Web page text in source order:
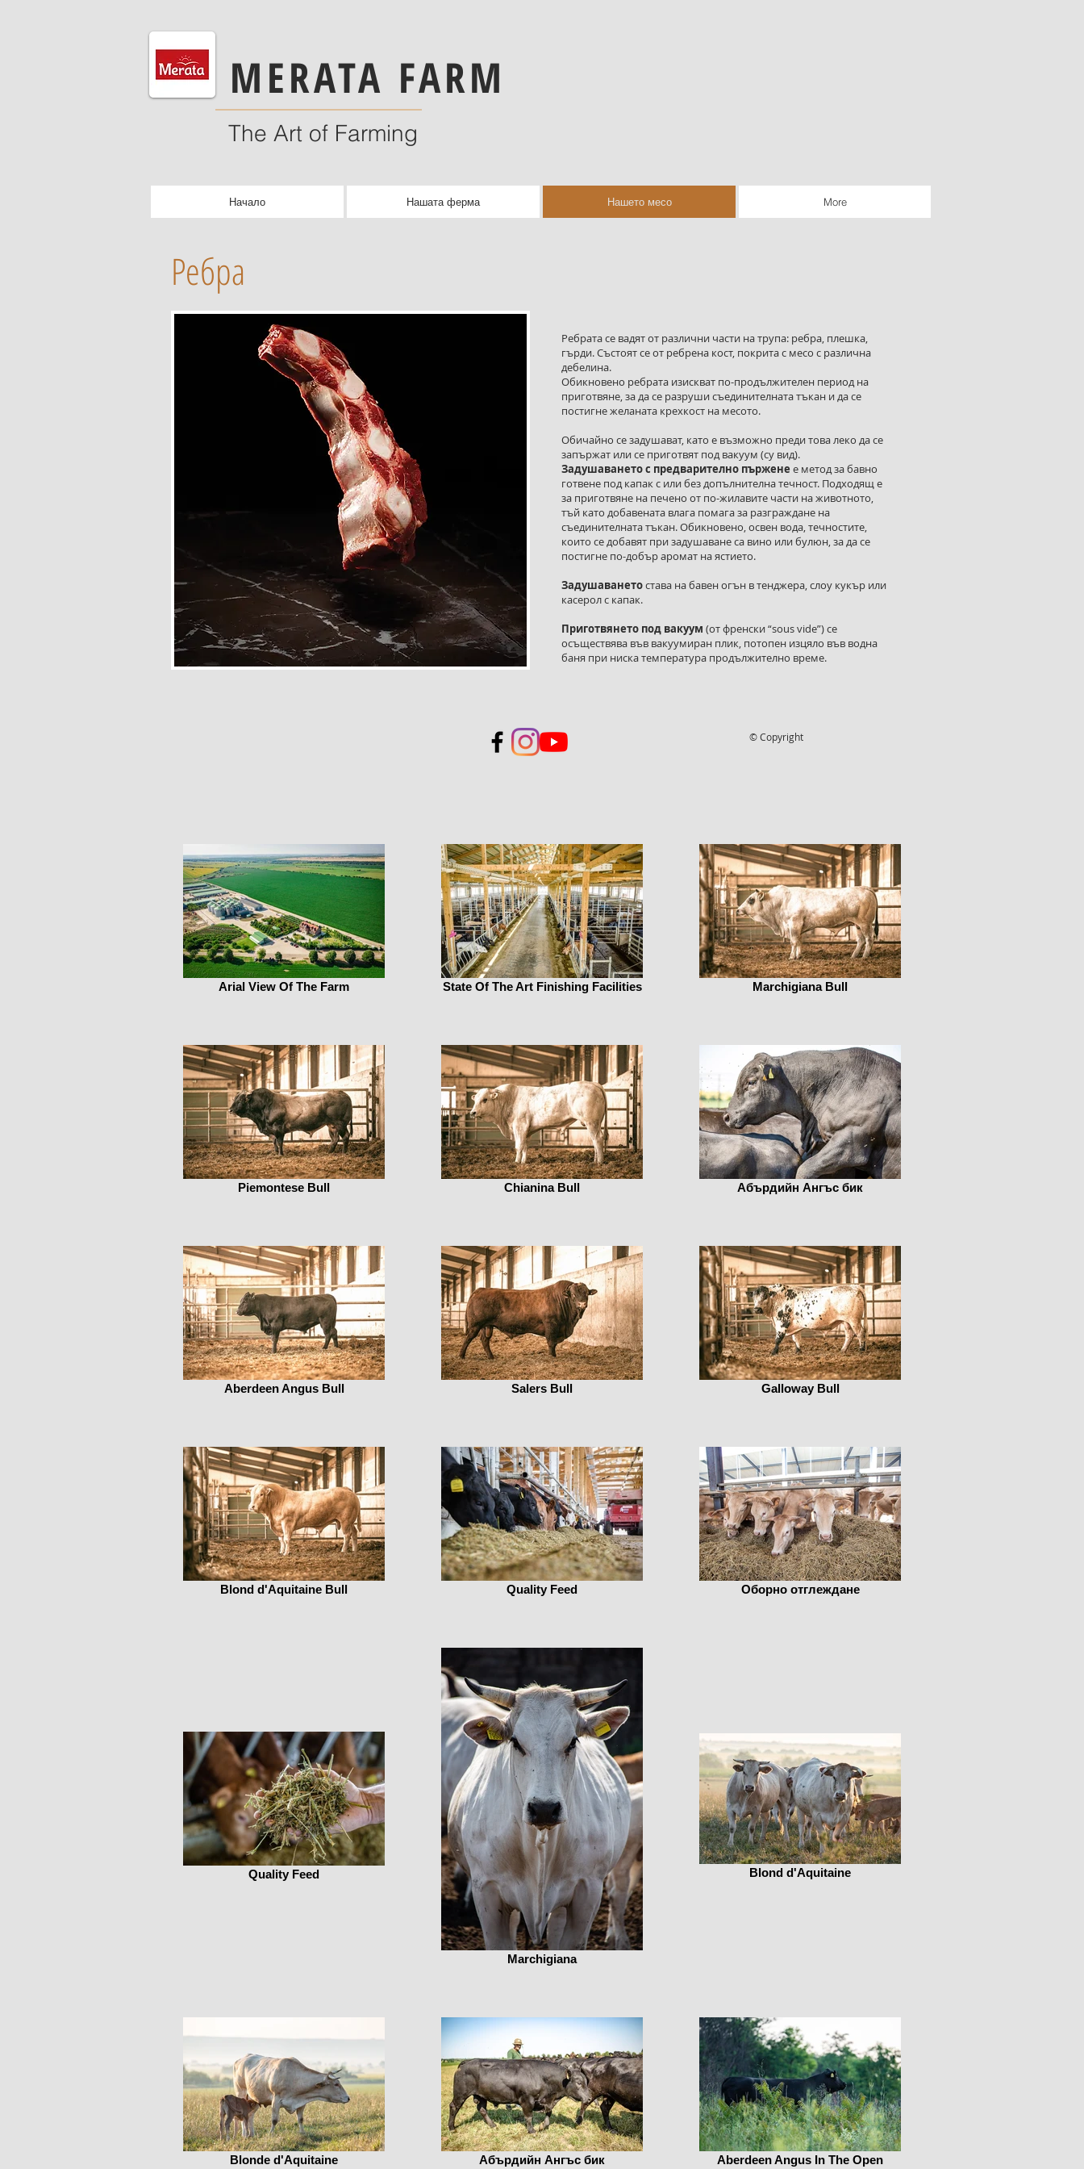
MERATA FARM
The Art of Farming
Начало Нашата ферма Нашето месо More
Ребра
Ребрата се вадят от различни части на трупа: ребра, плешка,
гърди. Състоят се от ребрена кост, покрита с месо с различна
дебелина.
Обикновено ребрата изискват по-продължителен период на
приготвяне, за да се разруши съединителната тъкан и да се
постигне желаната крехкост на месото.
Обичайно се задушават, като е възможно преди това леко да се
запържат или се приготвят под вакуум (су вид).
Задушаването с предварително пържене е метод за бавно
готвене под капак с или без допълнителна течност. Подходящ е
за приготвяне на печено от по-жилавите части на животното,
тъй като добавената влага помага за разграждане на
съединителната тъкан. Обикновено, освен вода, течностите,
които се добавят при задушаване са вино или булюн, за да се
постигне по-добър аромат на ястието.
Задушаванетостава на бавен огън в тенджера, слоу кукър или
касерол с капак.
Приготвянето под вакуум (от френски “sous vide”) се
осъществява във вакуумиран плик, потопен изцяло във водна
баня при ниска температура продължително време.
© Copyright
Arial View Of The Farm State Of The Art Finishing Facilities Marchigiana Bull
Piemontese Bull Chianina Bull Абърдийн Ангъс бик
Aberdeen Angus Bull Salers Bull Galloway Bull
Blond d'Aquitaine Bull Quality Feed Оборно отглеждане
Quality Feed
Marchigiana
Blond d'Aquitaine
Blonde d'Aquitaine Абърдийн Ангъс бик Aberdeen Angus In The Open